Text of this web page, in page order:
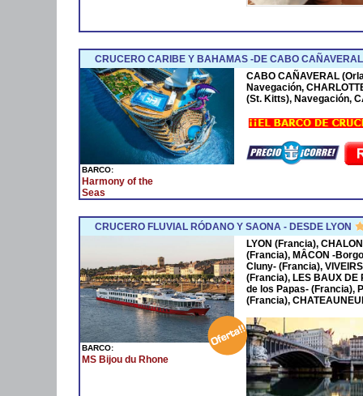
CRUCERO CARIBE Y BAHAMAS -DE CABO
BARCO:
Harmony of the
Seas
CABO CAÑAVERAL
Navegación,
(St. Kitts), Navegación,
CRUCERO FLUVIAL RÓDANO Y SAONA - DESDE LYON
BARCO:
MS Bijou du Rhone
LYON (Francia),
(Francia), MÂCON -
Cluny- (Francia),
(Francia), LES BAUX DE
de los Papas- (Francia),
(Francia),